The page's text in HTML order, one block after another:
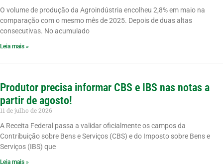
O volume de produção da Agroindústria encolheu 2,8% em maio na
comparação com o mesmo mês de 2025. Depois de duas altas
consecutivas. No acumulado
Leia mais »
Produtor precisa informar CBS e IBS nas notas a
partir de agosto!
11 de julho de 2026
A Receita Federal passa a validar oficialmente os campos da
Contribuição sobre Bens e Serviços (CBS) e do Imposto sobre Bens e
Serviços (IBS) que
Leia mais »